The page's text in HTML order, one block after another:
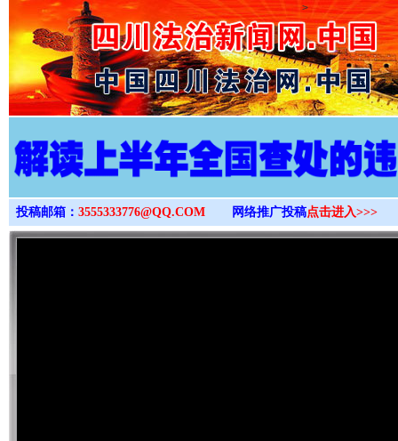
>
投稿邮箱： 3555333776@QQ.COM 网络推广投稿点击进入>>>